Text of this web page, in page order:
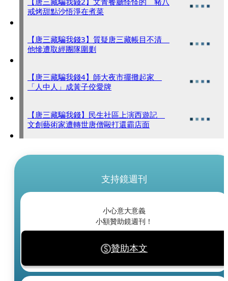
戒烤甜點沙悟淨在煮菜
【唐三藏騙我錢3】質疑唐三藏帳目不清
他慘遭取經團隊圍剿
【唐三藏騙我錢4】師大夜市擺攤起家
「人中人」成黃子佼愛牌
【唐三藏騙我錢】民生社區上演西遊記
文創藝術家遭轉世唐僧毆打還霸店面
支持鏡週刊
小心意大意義
小額贊助鏡週刊！
贊助本文